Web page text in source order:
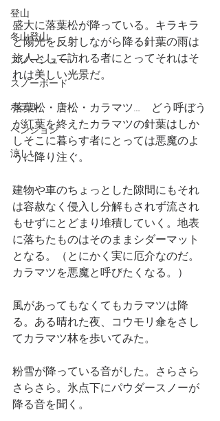
登山
冬山登山
スノーシュー
スノーボード
ホテル
ペンション
涼しい
盛大に落葉松が降っている。キラキラ
と陽光を反射しながら降る針葉の雨は
旅人として訪れる者にとってそれはそ
れは美しい光景だ。
落葉松・唐松・カラマツ…　どう呼ぼう
が紅葉を終えたカラマツの針葉はしか
しそこに暮らす者にとっては悪魔のよ
うに降り注ぐ。
建物や車のちょっとした隙間にもそれ
は容赦なく侵入し分解もされず流され
もせずにとどまり堆積していく。地表
に落ちたものはそのままシダーマット
となる。（とにかく実に厄介なのだ。
カラマツを悪魔と呼びたくなる。）
風があってもなくてもカラマツは降
る。ある晴れた夜、コウモリ傘をさし
てカラマツ林を歩いてみた。
粉雪が降っている音がした。さらさら
さらさら。氷点下にパウダースノーが
降る音を聞く。